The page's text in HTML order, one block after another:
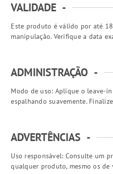
VALIDADE -
Este produto é válido por até
manipulação. Verifique a data
ADMINISTRAÇÃO -
Modo de uso: Aplique o leave-
espalhando suavemente.
ADVERTÊNCIAS -
Uso responsável: Consulte um
qualquer produto, mesmo os de